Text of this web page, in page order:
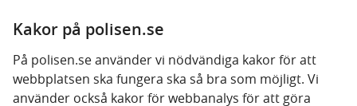
Kakor på polisen.se
På polisen.se använder vi nödvändiga kakor för att
webbplatsen ska fungera ska så bra som möjligt. Vi
använder också kakor för webbanalys för att göra